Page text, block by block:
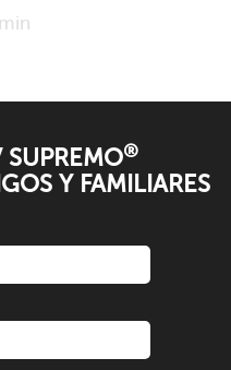
®
Y FAMILIARES